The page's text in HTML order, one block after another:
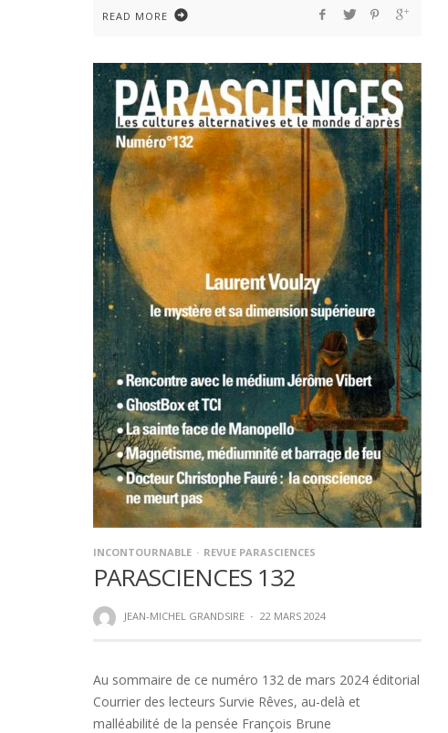
READ MORE
INCONTOURNABLE REVUE PARASCIENCES
PARASCIENCES 132
JEAN-MICHEL GRANDSIRE · 22 MARS 2024
Au sommaire de ce numéro 132 de mars 2024 éditorial
Courrier des lecteurs Survie Rêves, au-delà et
malléabilité de la pensée François Brune